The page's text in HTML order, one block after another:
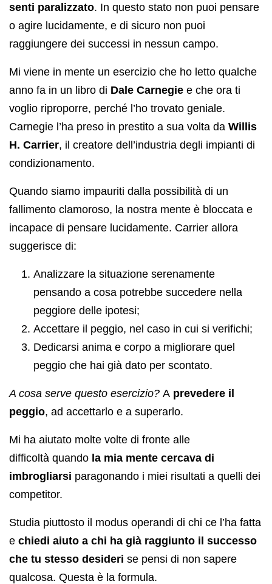
senti paralizzato. In questo stato non puoi pensare
o agire lucidamente, e di sicuro non puoi
raggiungere dei successi in nessun campo.
Mi viene in mente un esercizio che ho letto qualche
anno fa in un libro di Dale Carnegie e che ora ti
voglio riproporre, perché l’ho trovato geniale.
Carnegie l’ha preso in prestito a sua volta da Willis
H. Carrier, il creatore dell’industria degli impianti di
condizionamento.
Quando siamo impauriti dalla possibilità di un
fallimento clamoroso, la nostra mente è bloccata e
incapace di pensare lucidamente. Carrier allora
suggerisce di:
Analizzare la situazione serenamente
pensando a cosa potrebbe succedere nella
peggiore delle ipotesi;
Accettare il peggio, nel caso in cui si verifichi;
Dedicarsi anima e corpo a migliorare quel
peggio che hai già dato per scontato.
A cosa serve questo esercizio? A prevedere il
peggio, ad accettarlo e a superarlo.
Mi ha aiutato molte volte di fronte alle
difficoltà quando la mia mente cercava di
imbrogliarsi paragonando i miei risultati a quelli dei
competitor.
Studia piuttosto il modus operandi di chi ce l’ha fatta
e chiedi aiuto a chi ha già raggiunto il successo
che tu stesso desideri se pensi di non sapere
qualcosa. Questa è la formula.